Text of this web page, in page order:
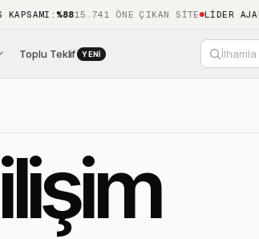
:%8815.741 ÖNE ÇIKAN SITE LIDER AJANS :
Toplu Teklif YENI